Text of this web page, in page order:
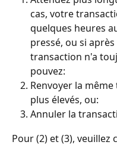
cas, votre
quelques heures
pressé, ou si
transaction n'a
pouvez:
Renvoyer la
plus élevés, ou:
Annuler la
Pour (2) et (3), veuillez